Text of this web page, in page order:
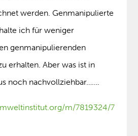
werden. Genmanipulierte
ich für weniger
genmanipulierenden
erhalten. Aber was ist in
noch nachvollziehbar…….
m/7819324/7